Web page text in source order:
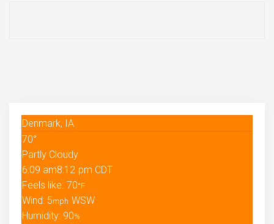
Denmark, IA
70°
Partly Cloudy
6:09 am8:12 pm CDT
Feels like: 70°F
Wind: 5mph WSW
Humidity: 90%